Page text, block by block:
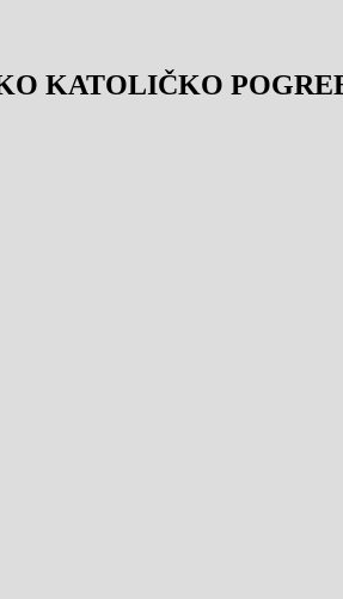
KATOLIČKO